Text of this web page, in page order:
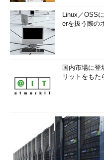
Linux／OSS
erを扱う際の
国内市場に登
リットをもた